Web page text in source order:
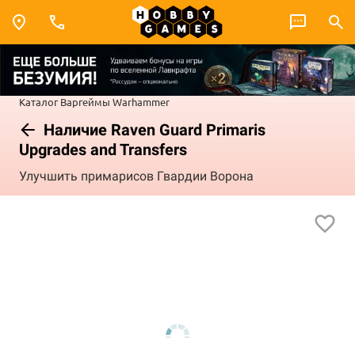
Каталог Варгеймы Warhammer
Наличие Raven Guard Primaris
Upgrades and Transfers
Улучшить примарисов Гвардии Ворона